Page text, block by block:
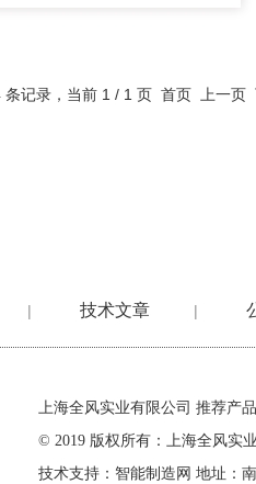
条记录，当前 1 / 1 页 首页 上一
| 技术文章 |
上海全风实业有限公司 推荐产
© 2019 版权所有：上海全风实
技术支持： 智能制造网 地址：